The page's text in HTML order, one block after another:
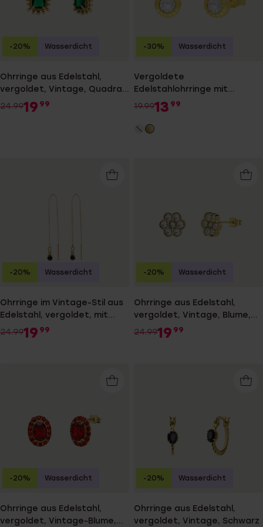
Ohrringe aus Edelstahl,
vergoldet, Vintage, Quadrat,
Grün
24.9919 99
-20% Wasserdicht
Vergoldete
Edelstahlohrringe mit
Zirkonia
19.9913 99
-30% Wasserdicht
Ohrringe im Vintage-Stil aus
Edelstahl, vergoldet, mit
schwarzem Zirkonia
24.9919 99
-20% Wasserdicht
Ohrringe aus Edelstahl,
vergoldet, Vintage, Blume,
Weiß
24.9919 99
-20% Wasserdicht
Ohrringe aus Edelstahl,
vergoldet, Vintage-Blume,
-20% Wasserdicht
Ohrringe aus Edelstahl,
vergoldet, Vintage, Schwarz
-20% Wasserdicht